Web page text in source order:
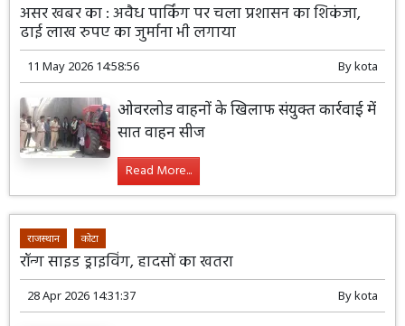
असर खबर का : अवैध पार्किंग पर चला प्रशासन का शिकंजा,
ढाई लाख रुपए का जुर्माना भी लगाया
11 May 2026 14:58:56 Bykota
ओवरलोड वाहनों के खिलाफ संयुक्त कार्रवाई में
सात वाहन सीज
Read More...
राजस्थान कोटा
रॉन्ग साइड ड्राइविंग, हादसों का खतरा
28 Apr 2026 14:31:37 Bykota